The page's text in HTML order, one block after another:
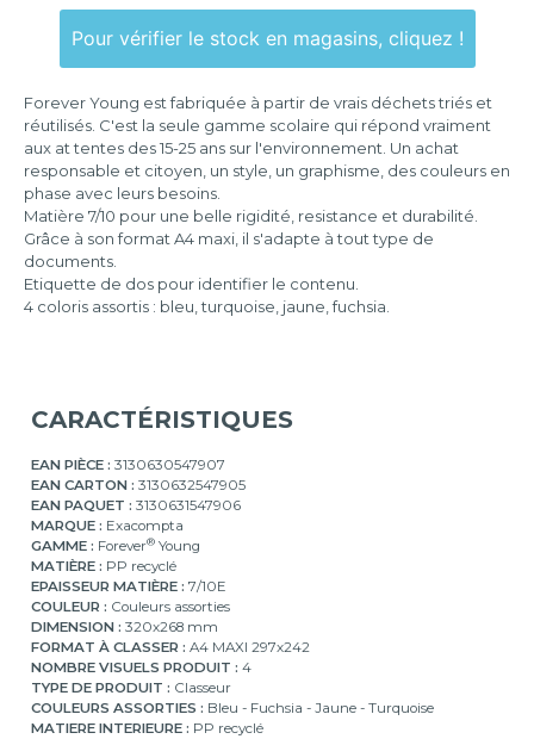
anneaux
Pour vérifier le stock en magasins, cliquez !
Forever Young est fabriquée à partir de vrais déchets triés et
réutilisés. C'est la seule gamme scolaire qui répond vraiment
aux at tentes des 15-25 ans sur l'environnement. Un achat
responsable et citoyen, un style, un graphisme, des couleurs en
phase avec leurs besoins.
Matière 7/10 pour une belle rigidité, resistance et durabilité.
Grâce à son format A4 maxi, il s'adapte à tout type de
documents.
Etiquette de dos pour identifier le contenu.
4 coloris assortis : bleu, turquoise, jaune, fuchsia.
CARACTÉRISTIQUES
EAN PIÈCE : 3130630547907
EAN CARTON : 3130632547905
EAN PAQUET : 3130631547906
MARQUE : Exacompta
GAMME : Forever®Young
MATIÈRE : PP recyclé
EPAISSEUR MATIÈRE : 7/10E
COULEUR : Couleurs assorties
DIMENSION : 320x268 mm
FORMAT À CLASSER : A4 MAXI 297x242
NOMBRE VISUELS PRODUIT : 4
TYPE DE PRODUIT : Classeur
COULEURS ASSORTIES : Bleu - Fuchsia - Jaune - Turquoise
MATIERE INTERIEURE : PP recyclé